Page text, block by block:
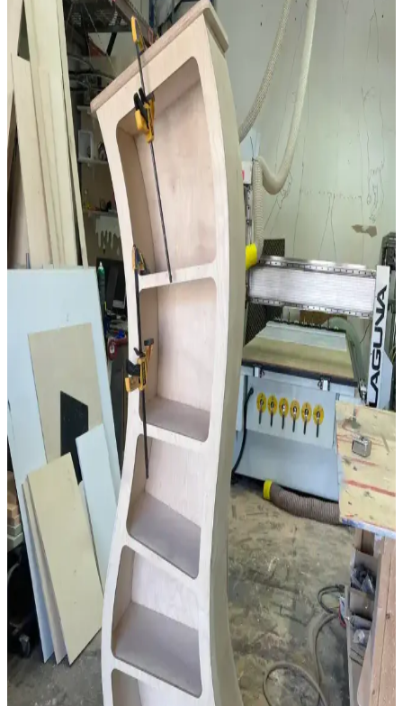
Kereste nem içeriği, dayanıklılık ve işlenebilirlik açısından kritik
öneme sahiptir. Doğru kurutma teknikleri, nem ölçümü ve bölgesel
iklim koşulları, kaliteli ince işçilik için gereklidir.
Kiraz Ağacından Reeded (Oluklu) Şifonyer: Tasarım
ve İşçilik Detayları
Kiraz ağacından yapılmış reeded yüzeyli şifonyerin tasarım,
malzeme seçimi ve zorlu işçilik süreci anlatılmaktadır. LED
aydınlatmalı ayna ve özel kutular gibi fonksiyonel detaylar öne
çıkar.
Açık Plan Ev Tasarımının Avantajları,
Dezavantajları ve Tasarım Önerileri
Açık plan ev tasarımı, geniş ve aydınlık yaşam alanları sunarken
gürültü, mahremiyet ve koku sorunları yaratabilir. Tasarımda bölücü
kapılar ve havalandırma sistemleriyle denge sağlanabilir.
Geleneksel Ahşap İşçiliğiyle Masif Ahşap Masa
Yapımında Klasik Birleştirme Teknikleri
Geleneksel el aletleri ve klasik birleştirme yöntemleri kullanılarak
meşe ve ceviz malzemelerle yapılan masif ahşap masa, dayanıklılık
ve estetiği bir arada sunar. Buhar bükme ve el işçiliği detayları öne
çıkar.
Dar Banyolar İçin Alan Kullanımı ve Yenileme
Yöntemleri: Pratik Çözümler ve Maliyetler
Dar banyolarda alan kullanımı, yapısal değişiklikler ve estetik
iyileştirmelerle kullanım konforu artırılabilir. Maliyet ve tesisat
durumu önemli etkenlerdir.
Kaplama ve Masif Ahşap Arasındaki Temel Farklar
ve Mobilya Seçiminde Önemi
Kaplama ve masif ahşap arasındaki farklar, dayanıklılık ve estetik
açısından mobilya seçiminde kritik rol oynar. Damar yönü, ağırlık ve
zımparalama gibi özelliklerle kaplama kolayca ayırt edilir.